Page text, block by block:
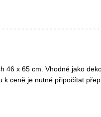
46 x 65 cm. Vhodné jako
k ceně je nutné připočítat